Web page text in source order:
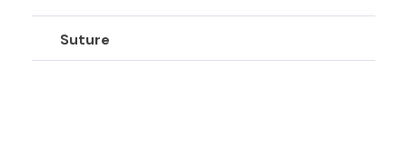
Suture